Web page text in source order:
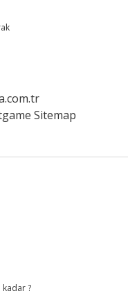
Sitemap
kadar ?